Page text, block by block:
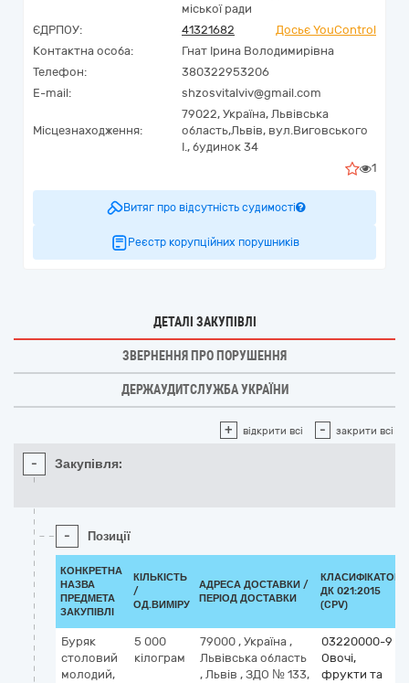
міської ради
ЄДРПОУ:
41321682
Досьє YouControl
Контактна особа:
Гнат Ірина Володимирівна
Телефон:
380322953206
E-mail:
shzosvitalviv@gmail.com
Місцезнаходження:
79022, Україна, Львівська
область,Львів, вул.Виговського
І., будинок 34
1
Витяг про відсутність судимості
Реєстр корупційних порушників
ДЕТАЛІ ЗАКУПІВЛІ
ЗВЕРНЕННЯ ПРО ПОРУШЕННЯ
ДЕРЖАУДИТСЛУЖБА УКРАЇНИ
+ відкрити всі - закрити всі
- Закупівля:
- Позиції
КОНКРЕТНА
НАЗВА
ПРЕДМЕТА
ЗАКУПІВЛІ
КІЛЬКІСТЬ
/
ОД.ВИМІРУ
АДРЕСА ДОСТАВКИ /
ПЕРІОД ДОСТАВКИ
КЛАСИФІКАТОР
ДК 021:2015
(CPV)
Буряк
столовий
молодий,
5 000
кілограм
79000 , Україна ,
Львівська область
, Львів , ЗДО № 133,
03220000-9
Овочі,
фрукти та